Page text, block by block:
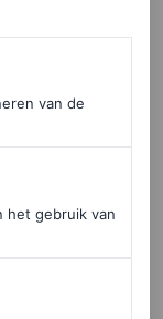
aan
van
Hepburns
de
van de
het gebruik van